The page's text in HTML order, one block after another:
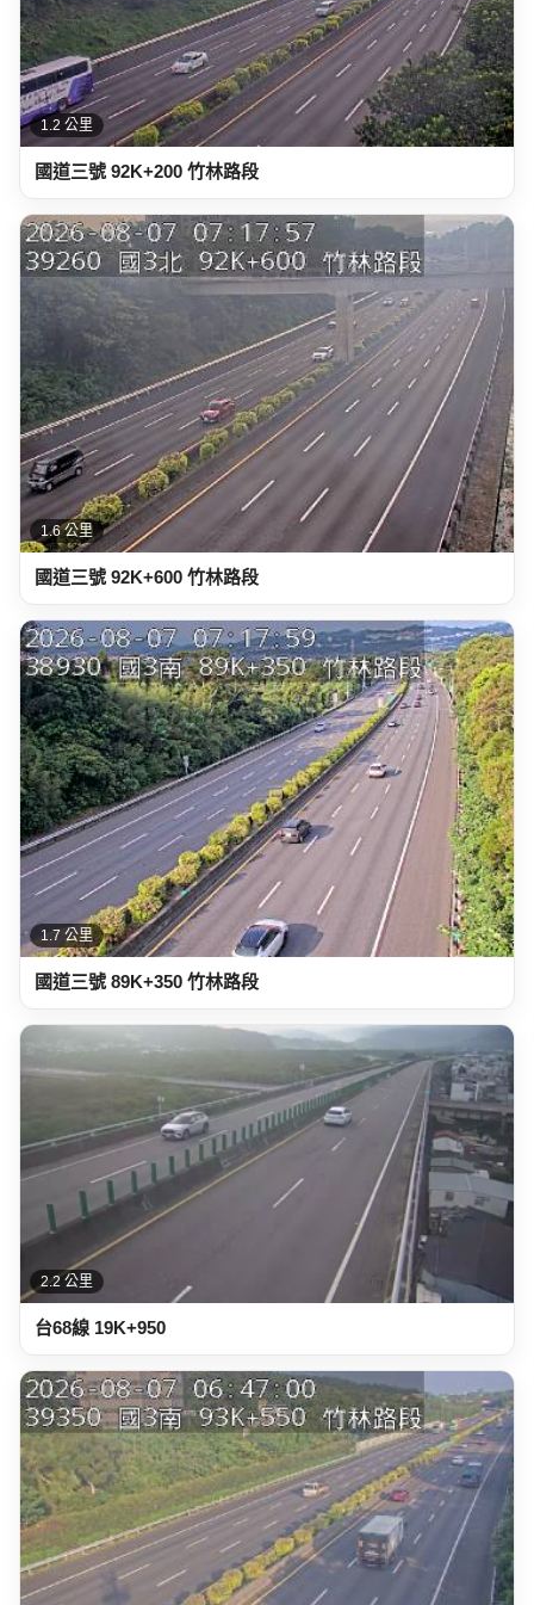
1.2 公里
國道三號 92K+200 竹林路段
1.6 公里
國道三號 92K+600 竹林路段
1.7 公里
國道三號 89K+350 竹林路段
台68線 19K+950
2.3 公里
國道三號 93K+550 竹林路段